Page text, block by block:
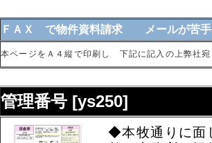
ＦＡＸ で物件資料請求 メールが苦手
本ページをＡ４縦で印刷し 下記に記入の上弊
管理番号 [ys250]
◆本牧通りに面